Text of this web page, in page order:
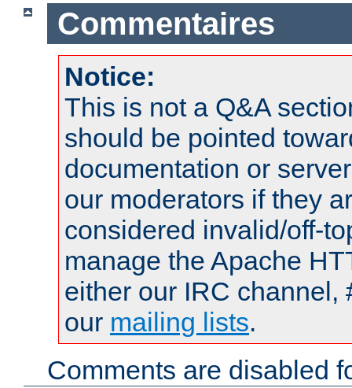
Commentaires
Notice:
This is not a Q&A
should be pointed
documentation or
our moderators if they
considered invalid/off-
manage the Apache
either our IRC channel,
our mailing lists.
Comments are disabled